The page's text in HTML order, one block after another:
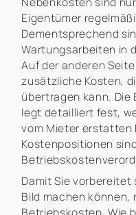
Eigentümer
Dementsprechend
Wartungsarbeiten in
Auf der anderen
zusätzliche Kosten,
übertragen kann.
legt detailliert fest,
vom Mieter erstatten
Kostenpositionen
Damit Sie vorbereitet
Bild machen können,